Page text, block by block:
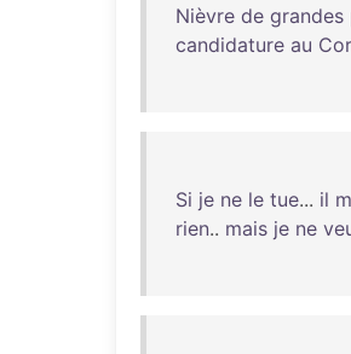
Nièvre de grandes
candidature au
Si je ne le tue... il
rien.. mais je ne